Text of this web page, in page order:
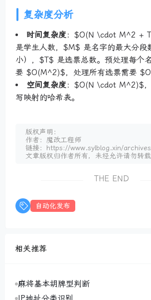
复杂度分析
时间复杂度：$O(N \cdot M^2 +
是学生人数，$M$ 是名字的最大分段
小），$T$ 是选票总数。预处理每个
要 $O(M^2)$，处理所有选票需要
空间复杂度：$O(N \cdot M^2)$
写映射的哈希表。
版权声明：
作者：魔改工程师
链接：https://www.sylblog.xin/
文章版权归作者所有，未经允许请勿转载
THE END
自动化发布
相关推荐
麻将基本胡牌型判断